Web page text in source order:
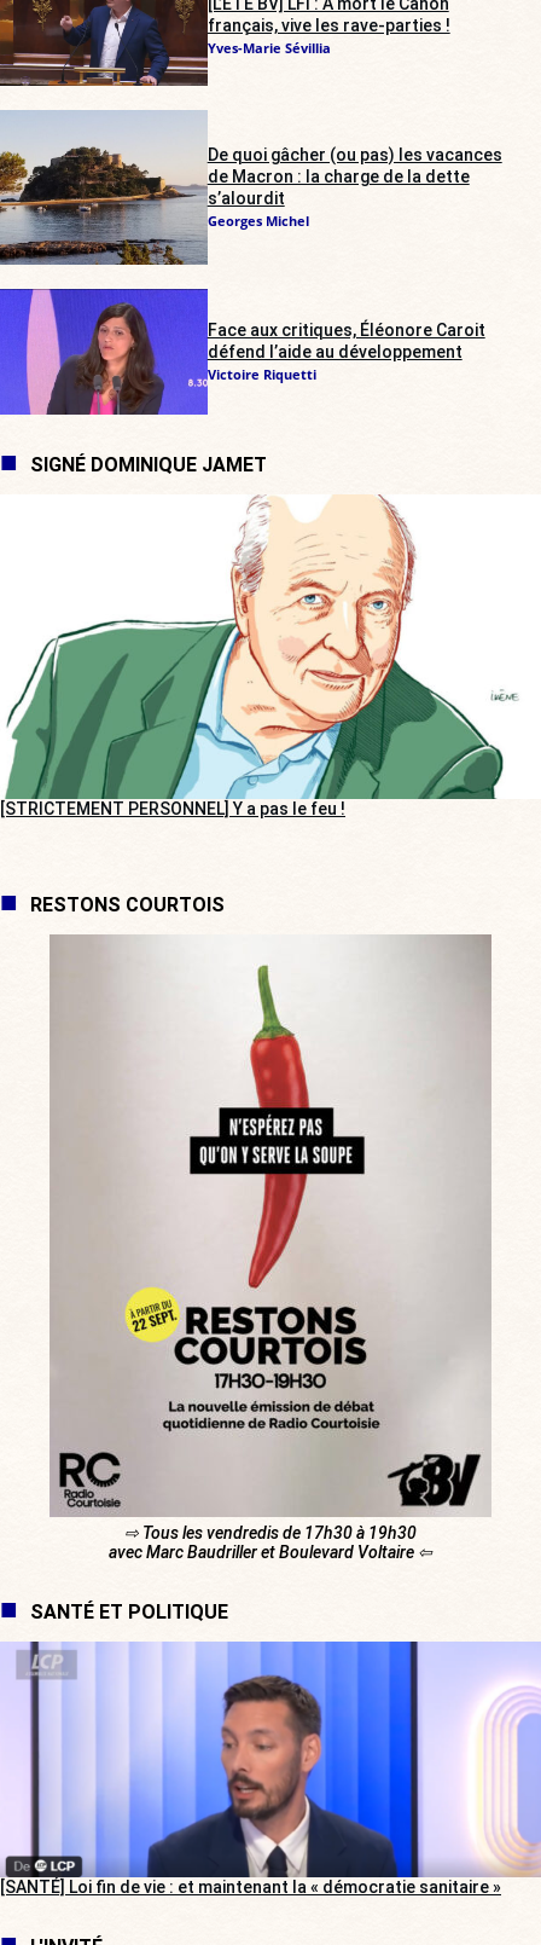
[L’ÉTÉ BV] LFI : À mort le Canon
français, vive les rave-parties !
Yves-Marie Sévillia
De quoi gâcher (ou pas) les vacances
de Macron : la charge de la dette
s’alourdit
Georges Michel
Face aux critiques, Éléonore Caroit
défend l’aide au développement
Victoire Riquetti
SIGNÉ DOMINIQUE JAMET
[STRICTEMENT PERSONNEL] Y a pas le feu !
RESTONS COURTOIS
⇨ Tous les vendredis de 17h30 à 19h30
avec Marc Baudriller et Boulevard Voltaire ⇦
SANTÉ ET POLITIQUE
[SANTÉ] Loi fin de vie : et maintenant la « démocratie sanitaire »